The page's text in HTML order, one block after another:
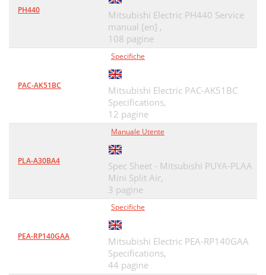
PH440
Mitsubishi Electric PH440 Service
manual [en] ,
108 pagine
PAC-AK51BC
Specifiche
Mitsubishi Electric PAC-AK51BC
Specifications,
12 pagine
PLA-A30BA4
Manuale Utente
Spec Sheet - Mitsubishi PUYA-PLAA
Mini Split Air,
3 pagine
PEA-RP140GAA
Specifiche
Mitsubishi Electric PEA-RP140GAA
Specifications,
44 pagine